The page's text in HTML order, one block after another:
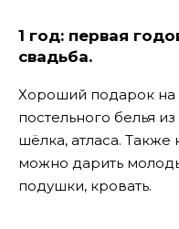
1 год: первая
свадьба.
Хороший подарок на
постельного белья
шёлка, атласа.
можно дарить
подушки, кровать.